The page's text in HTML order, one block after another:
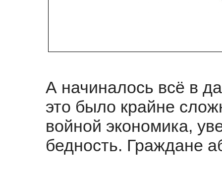
А начиналось всё в
это было крайне
войной экономика,
бедность. Граждане